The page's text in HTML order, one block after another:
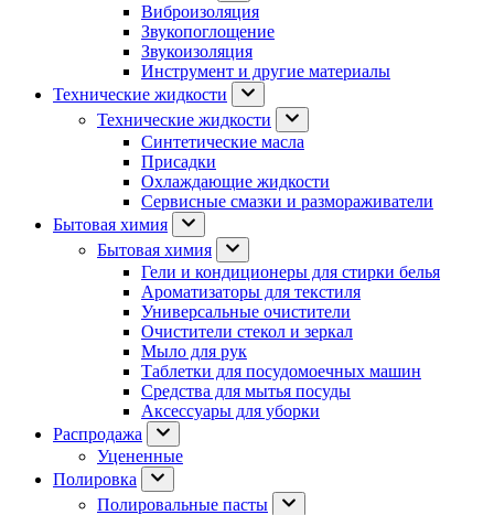
Виброизоляция
Звукопоглощение
Звукоизоляция
Инструмент и другие материалы
Технические жидкости
Технические жидкости
Синтетические масла
Присадки
Охлаждающие жидкости
Сервисные смазки и размораживатели
Бытовая химия
Бытовая химия
Гели и кондиционеры для стирки белья
Ароматизаторы для текстиля
Универсальные очистители
Очистители стекол и зеркал
Мыло для рук
Таблетки для посудомоечных машин
Средства для мытья посуды
Аксессуары для уборки
Распродажа
Уцененные
Полировка
Полировальные пасты